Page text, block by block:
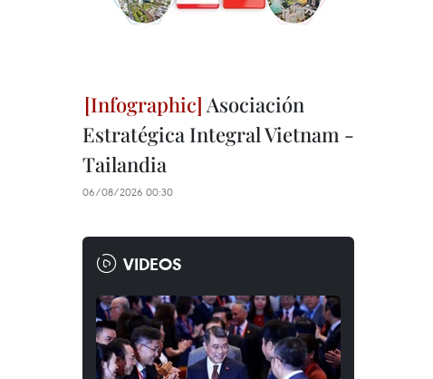
Asociación
Estratégica Integral Vietnam -
Tailandia
06/08/2026 00:30
VIDEOS